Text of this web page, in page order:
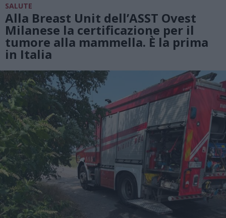
SALUTE
Alla Breast Unit dell’ASST Ovest
Milanese la certificazione per il
tumore alla mammella. È la prima
in Italia